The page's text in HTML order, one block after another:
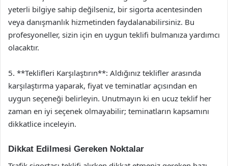
yeterli bilgiye sahip değilseniz, bir sigorta acentesinden
veya danışmanlık hizmetinden faydalanabilirsiniz. Bu
profesyoneller, sizin için en uygun teklifi bulmanıza yardımcı
olacaktır.
5. **Teklifleri Karşılaştırın**: Aldığınız teklifler arasında
karşılaştırma yaparak, fiyat ve teminatlar açısından en
uygun seçeneği belirleyin. Unutmayın ki en ucuz teklif her
zaman en iyi seçenek olmayabilir; teminatların kapsamını
dikkatlice inceleyin.
Dikkat Edilmesi Gereken Noktalar